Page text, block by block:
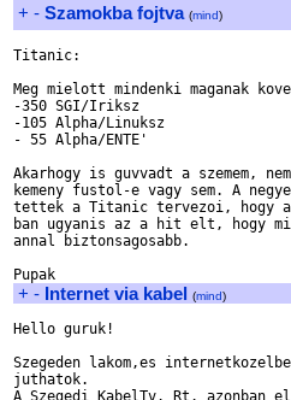
+ - Szamokba fojtva (mind)
Titanic:
Meg mielott mindenki maganak
-350 SGI/Iriksz
-105 Alpha/Linuksz
- 55 Alpha/ENTE'
Akarhogy is guvvadt a szemem,
kemeny fustol-e vagy sem. A
tettek a Titanic tervezoi, hogy
ban ugyanis az a hit elt, hogy
annal biztonsagosabb.
+ - Internet via kabel (mind)
Hello guruk!
Szegeden lakom,es
juthatok.
A Szegedi KabelTv. Rt. azonban